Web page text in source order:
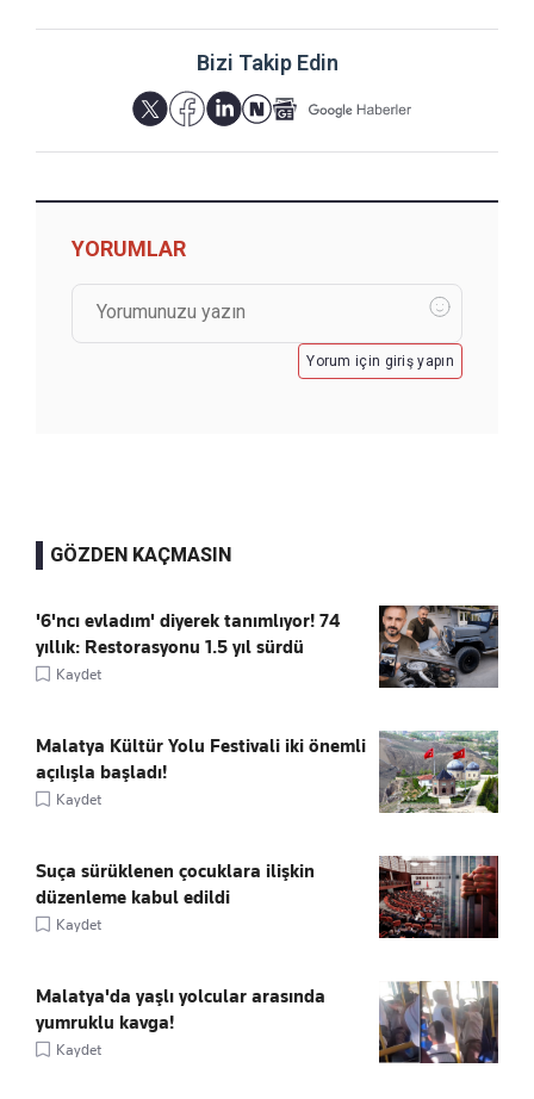
Bizi Takip Edin
YORUMLAR
Yorum için giriş yapın
GÖZDEN KAÇMASIN
'6'ncı evladım' diyerek tanımlıyor! 74
yıllık: Restorasyonu 1.5 yıl sürdü
Kaydet
Malatya Kültür Yolu Festivali iki önemli
açılışla başladı!
Kaydet
Suça sürüklenen çocuklara ilişkin
düzenleme kabul edildi
Kaydet
Malatya'da yaşlı yolcular arasında
yumruklu kavga!
Kaydet